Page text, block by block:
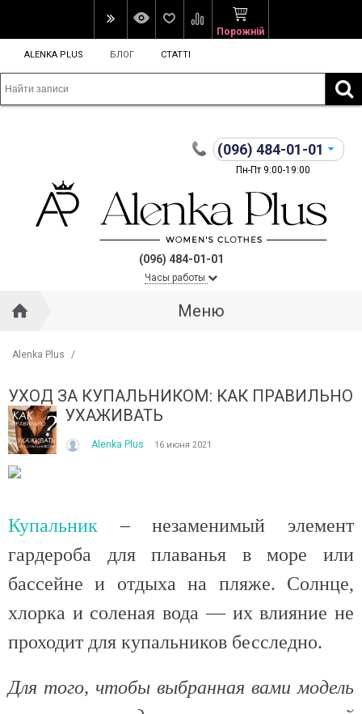
Порожній
ALENKA PLUS БЛОГ СТАТТІ
(096) 484-01-01
Пн-Пт 9:00-19:00
(096) 484-01-01
Часы работы
Меню
Alenka Plus /
ЯКЕ ПОСТІЙНО ДИВУЄ: ЯК ОДЯГАТИСЯ,
ЗРАНКУ СПЕКА, А ВВЕЧЕРІ ВЖЕ ХОЧЕТЬСЯ
літа погода ніби вирішила перевірити всіх на
до сюрпризів. Зранку світить сонце і
після обіду приходить сильний...
далі →
КУПАЛЬНИК ІЗ НАКИДКОЮ
СПІДНИЦЕЮ: ЩО ОБРАТИ
Літо — це час, коли
впевнено та комфортно.
жінок звертають увагу не
Читати далі →
УХОД ЗА КУПАЛЬНИКОМ: КАК ПРАВИЛЬНО
УХАЖИВАТЬ
Alenka Plus 16 июня 2021
Купальник – незаменимый элемент
гардероба для плаванья в море или
бассейне и отдыха на пляже. Солнце,
хлорка и соленая вода — их влияние не
проходит для купальников бесследно.
Для того, чтобы выбранная вами модель